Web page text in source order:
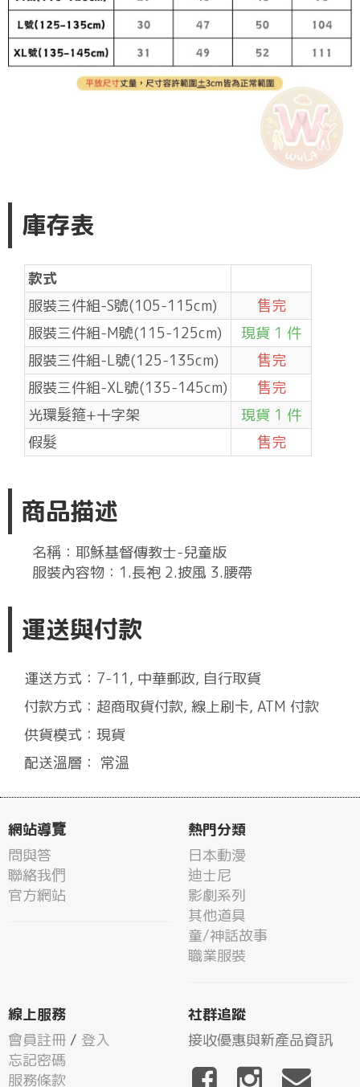
庫存表
款式
服裝三件組-S號(105-115cm)
售完
服裝三件組-M號(115-125cm)
現貨 1 件
服裝三件組-L號(125-135cm)
售完
服裝三件組-XL號(135-145cm)
售完
光環髮箍+十字架
現貨 1 件
假髮
售完
商品描述
名稱：耶穌基督傳教士-兒童版
服裝內容物：1.長袍 2.披風 3.腰帶
運送與付款
運送方式：7-11, 中華郵政, 自行取貨
付款方式：超商取貨付款, 線上刷卡, ATM 付款
供貨模式：現貨
配送溫層： 常溫
網站導覽
問與答
聯絡我們
官方網站
熱門分類
日本動漫
迪士尼
影劇系列
其他道具
童/神話故事
職業服裝
線上服務
會員註冊 / 登入
忘記密碼
服務條款
社群追蹤
接收優惠與新產品資訊